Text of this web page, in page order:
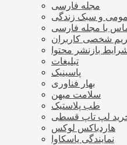
مجله فارسی
و سبک زندگی
با مجله فارسی
شخصی کاربران
بازنشر محتوا
تبلیغات
پاسینیک
بهار فناوری
سلامت میهن
طب پلاستیک
لپ تاپ قسطی
هاردباکس لوکس
نمایندگی یاسکاوا